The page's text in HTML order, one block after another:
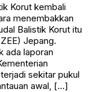
Korut kembali
menembakkan
Balistik Korut itu
Jepang.
ada laporan
sekitar pukul
awal, […]